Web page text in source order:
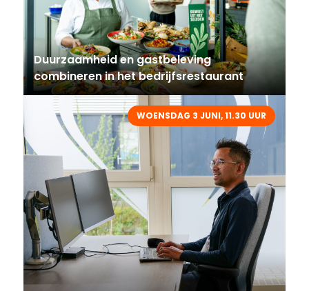
Duurzaamheid en gastbeleving
combineren in het bedrijfsrestaurant
WOENSDAG 3 JUNI, 11.30 UUR